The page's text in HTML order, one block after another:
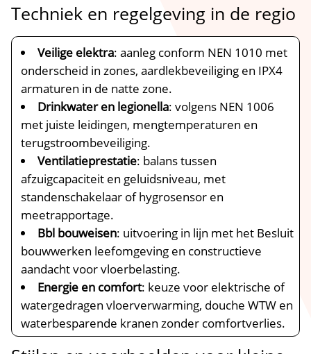
Techniek en regelgeving in de regio
Veilige elektra: aanleg conform NEN 1010 met
onderscheid in zones, aardlekbeveiliging en IPX4
armaturen in de natte zone.​
Drinkwater en legionella: volgens NEN 1006
met juiste leidingen, mengtemperaturen en
terugstroombeveiliging.​
Ventilatieprestatie: balans tussen
afzuigcapaciteit en geluidsniveau, met
standenschakelaar of hygrosensor en
meetrapportage.​
Bbl bouweisen: uitvoering in lijn met het Besluit
bouwwerken leefomgeving en constructieve
aandacht voor vloerbelasting.​
Energie en comfort: keuze voor elektrische of
watergedragen vloerverwarming, douche WTW en
waterbesparende kranen zonder comfortverlies.​